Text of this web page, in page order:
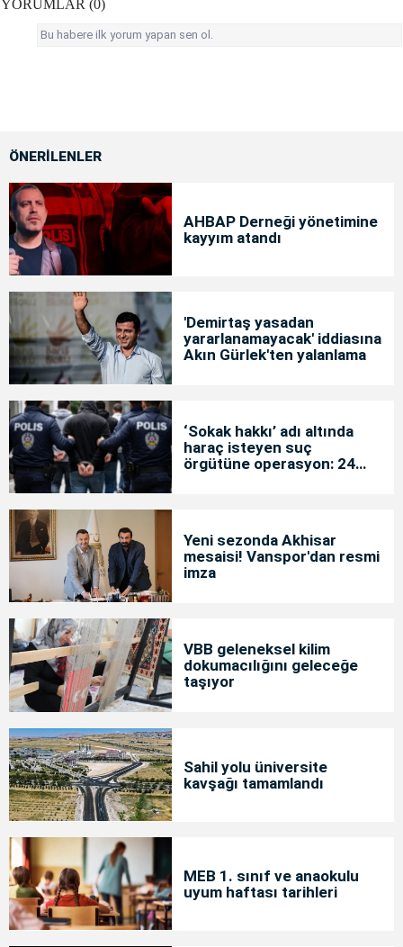
YORUMLAR (0)
Bu habere ilk yorum yapan sen ol.
ÖNERİLENLER
AHBAP Derneği yönetimine
kayyım atandı
'Demirtaş yasadan
yararlanamayacak' iddiasına
Akın Gürlek'ten yalanlama
‘Sokak hakkı’ adı altında
haraç isteyen suç
örgütüne operasyon: 24
Yeni sezonda Akhisar
mesaisi! Vanspor'dan resmi
imza
VBB geleneksel kilim
dokumacılığını geleceğe
taşıyor
Sahil yolu üniversite
kavşağı tamamlandı
MEB 1. sınıf ve anaokulu
uyum haftası tarihleri